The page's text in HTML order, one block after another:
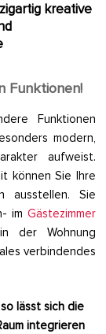
kreative
Funktionen!
Funktionen
modern,
aufweist.
können Sie Ihre
ausstellen. Sie
im Gästezimmer
der Wohnung
verbindendes
lässt sich die
integrieren